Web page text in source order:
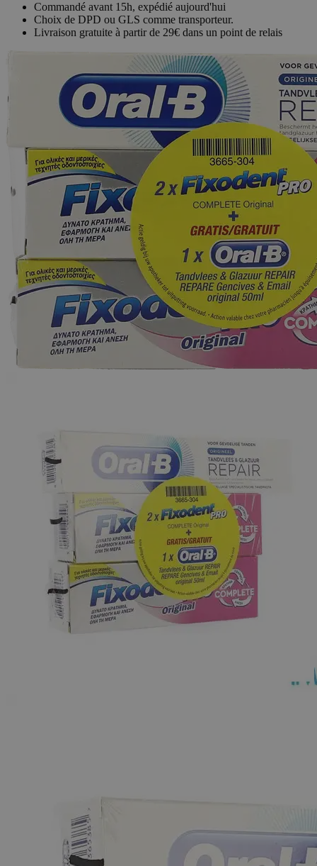
Commandé avant 15h, expédié aujourd'hui
Choix de DPD ou GLS comme transporteur.
Livraison gratuite à partir de 29€ dans un point de relais